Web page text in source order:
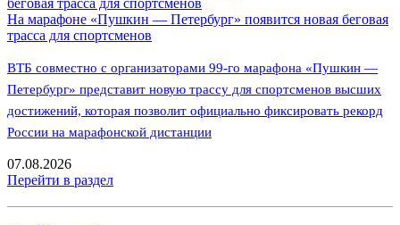
На марафоне «Пушкин — Петербург» появится новая беговая
трасса для спортсменов
ВТБ совместно с организаторами 99-го марафона «Пушкин —
Петербург» представит новую трассу для спортсменов высших
достижений, которая позволит официально фиксировать рекорд
России на марафонской дистанции
07.08.2026
Перейти в раздел